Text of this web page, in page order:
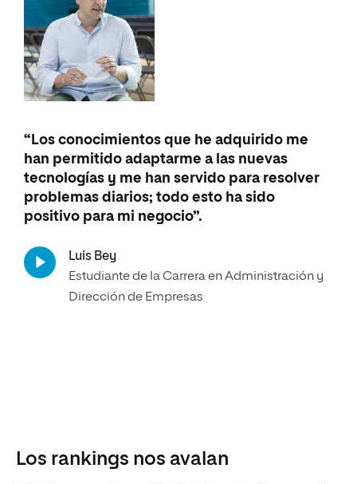
“Los conocimientos que he adquirido me
han permitido adaptarme a las nuevas
tecnologías y me han servido para resolver
problemas diarios; todo esto ha sido
positivo para mi negocio”.
Luis Bey
Estudiante de la Carrera en Administración y
Dirección de Empresas
Los rankings nos avalan